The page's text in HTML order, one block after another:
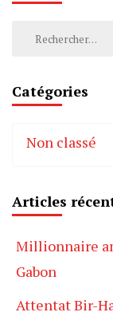
Rechercher :
Catégories
Non classé
Articles
Millionnaire
Gabon
Attentat Bir-